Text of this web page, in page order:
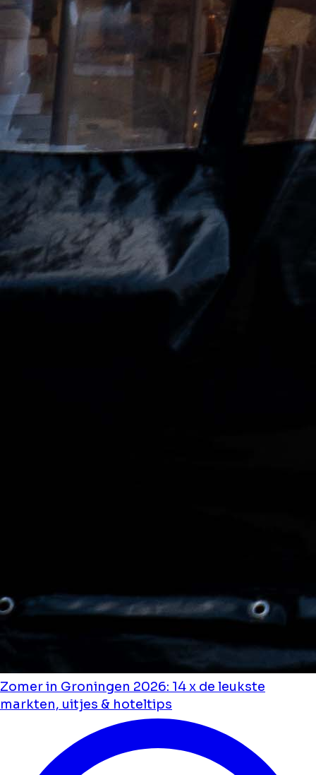
Zomer in Groningen 2026: 14 x de leukste
markten, uitjes & hoteltips